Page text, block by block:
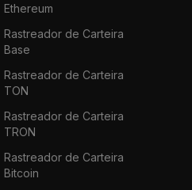
Ethereum
Rastreador de Carteira
Base
Rastreador de Carteira
TON
Rastreador de Carteira
TRON
Rastreador de Carteira
Bitcoin